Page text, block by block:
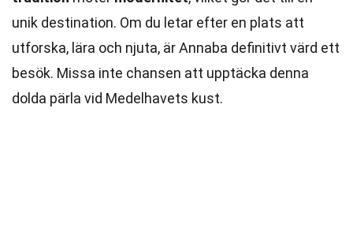
unik destination. Om du letar efter en plats att
utforska, lära och njuta, är Annaba definitivt värd ett
besök. Missa inte chansen att upptäcka denna
dolda pärla vid Medelhavets kust.